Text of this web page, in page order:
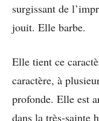
surgissant de
jouit. Elle barbe.
Elle tient ce
caractère, à
profonde. Elle est
dans la très-sainte